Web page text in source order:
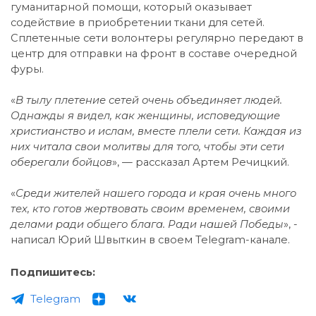
гуманитарной помощи, который оказывает
содействие в приобретении ткани для сетей.
Сплетенные сети волонтеры регулярно передают в
центр для отправки на фронт в составе очередной
фуры.
«В тылу плетение сетей очень объединяет людей.
Однажды я видел, как женщины, исповедующие
христианство и ислам, вместе плели сети. Каждая из
них читала свои молитвы для того, чтобы эти сети
оберегали бойцов», — рассказал Артем Речицкий.
«Среди жителей нашего города и края очень много
тех, кто готов жертвовать своим временем, своими
делами ради общего блага. Ради нашей Победы», -
написал Юрий Швыткин в своем Telegram-канале.
Подпишитесь:
Telegram